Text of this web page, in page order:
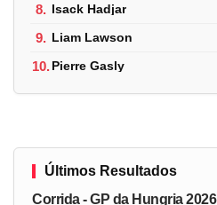
8. Isack Hadjar
9. Liam Lawson
10.Pierre Gasly
Últimos Resultados
Corrida - GP da Hungria 2026